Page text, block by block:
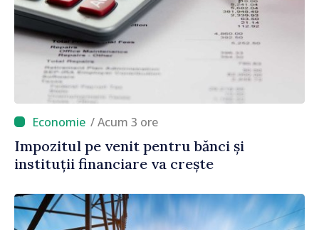
/ Acum 3 ore
Impozitul pe venit pentru bănci și
instituții financiare va crește